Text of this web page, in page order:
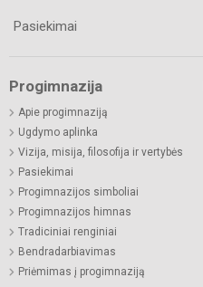
Pasiekimai
Progimnazija
Apie progimnaziją
Ugdymo aplinka
Vizija, misija, filosofija ir vertybės
Pasiekimai
Progimnazijos simboliai
Progimnazijos himnas
Tradiciniai renginiai
Bendradarbiavimas
Priėmimas į progimnaziją